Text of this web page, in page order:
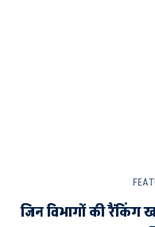
जिन विभागों की रैंकिंग